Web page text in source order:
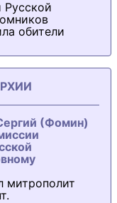
Русской
обители
(Фомин)
митрополит